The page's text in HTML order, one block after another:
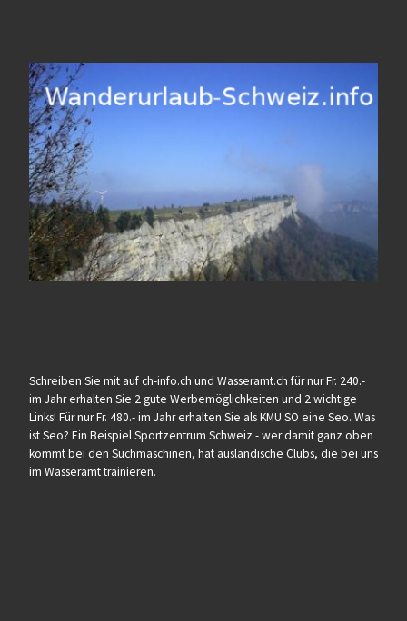
Schreiben Sie mit auf ch-info.ch und Wasseramt.ch für nur Fr. 240.-
im Jahr erhalten Sie 2 gute Werbemöglichkeiten und 2 wichtige
Links! Für nur Fr. 480.- im Jahr erhalten Sie als KMU SO eine Seo. Was
ist Seo? Ein Beispiel Sportzentrum Schweiz - wer damit ganz oben
kommt bei den Suchmaschinen, hat ausländische Clubs, die bei uns
im Wasseramt trainieren.